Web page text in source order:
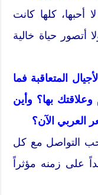
أحبها، كلها كانت
أتصور حياة خالية
المتعاقبة فما
بها؟ وأين
العربي الآن؟
التواصل مع كل
على زمنه مؤثراً